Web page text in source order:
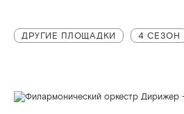
ДРУГИЕ ПЛОЩАДКИ 4 СЕЗОН